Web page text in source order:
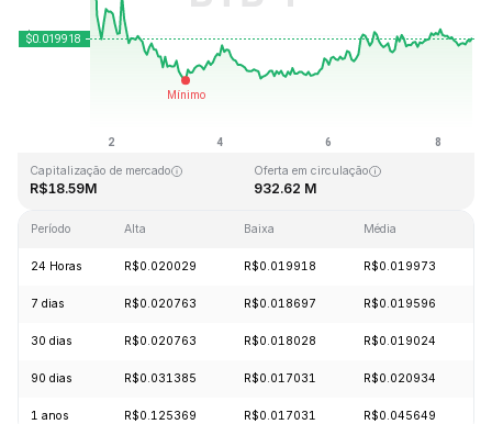
Última atualização: 2026-08-08, 14:47 GMT+0
R$0.016502
Capitalização de mercado
R$18.59M
Oferta em circulação
932.62 M
Período Alta Baixa Média
24 Horas R$0.020029 R$0.019918 R$0.019973
7 dias R$0.020763 R$0.018697 R$0.019596
30 dias R$0.020763 R$0.018028 R$0.019024
90 dias R$0.031385 R$0.017031 R$0.020934
1 anos R$0.125369 R$0.017031 R$0.045649